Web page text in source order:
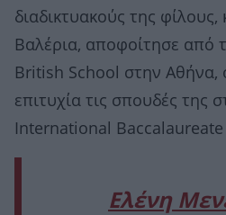
διαδικτυακούς της
Βαλέρια, αποφοίτησε από
British School στην Αθήνα,
επιτυχία τις σπουδές της
International Baccalaureate
Ελένη